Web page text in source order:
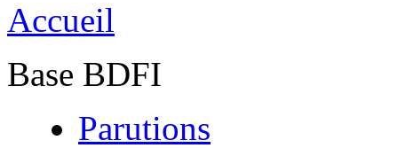
Accueil
Base BDFI
Parutions